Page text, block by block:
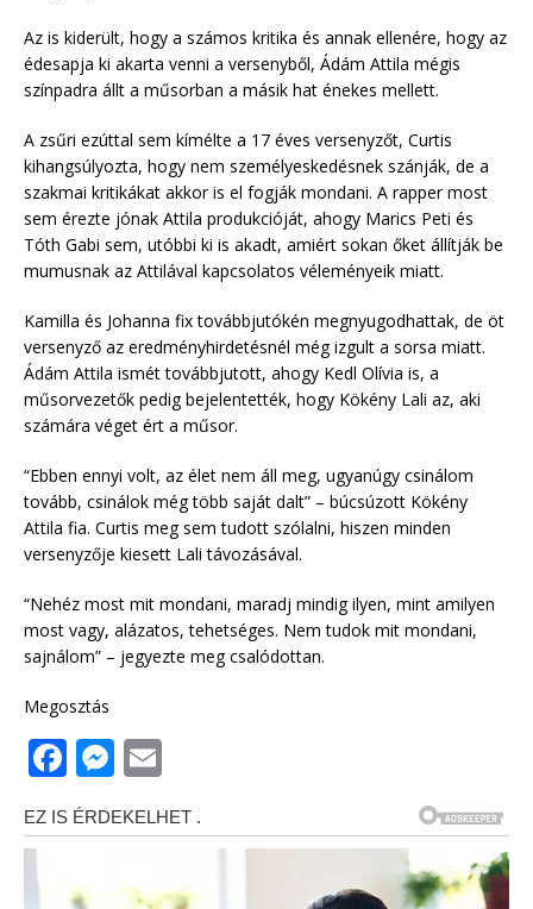
Az is kiderült, hogy a számos kritika és annak ellenére, hogy az
édesapja ki akarta venni a versenyből, Ádám Attila mégis
színpadra állt a műsorban a másik hat énekes mellett.
A zsűri ezúttal sem kímélte a 17 éves versenyzőt, Curtis
kihangsúlyozta, hogy nem személyeskedésnek szánják, de a
szakmai kritikákat akkor is el fogják mondani. A rapper most
sem érezte jónak Attila produkcióját, ahogy Marics Peti és
Tóth Gabi sem, utóbbi ki is akadt, amiért sokan őket állítják be
mumusnak az Attilával kapcsolatos véleményeik miatt.
Kamilla és Johanna fix továbbjutókén megnyugodhattak, de öt
versenyző az eredményhirdetésnél még izgult a sorsa miatt.
Ádám Attila ismét továbbjutott, ahogy Kedl Olívia is, a
műsorvezetők pedig bejelentették, hogy Kökény Lali az, aki
számára véget ért a műsor.
“Ebben ennyi volt, az élet nem áll meg, ugyanúgy csinálom
tovább, csinálok még több saját dalt” – búcsúzott Kökény
Attila fia. Curtis meg sem tudott szólalni, hiszen minden
versenyzője kiesett Lali távozásával.
“Nehéz most mit mondani, maradj mindig ilyen, mint amilyen
most vagy, alázatos, tehetséges. Nem tudok mit mondani,
sajnálom” – jegyezte meg csalódottan.
Megosztás
F
a
c
M
ssai